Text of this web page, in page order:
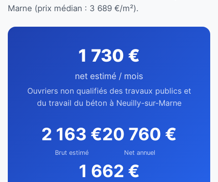
Marne (prix médian : 3 689 €/m²).
1 730 €
net estimé / mois
Ouvriers non qualifiés des travaux publics et
du travail du béton à Neuilly-sur-Marne
2 163 €
Brut estimé
20 760 €
Net annuel
1 662 €